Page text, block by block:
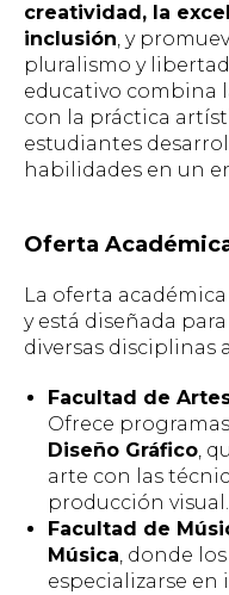
creatividad, la
inclusión, y
pluralismo y
educativo combina
con la práctica
estudiantes
habilidades en un
Oferta
La oferta
y está diseñada
diversas disciplinas
Facultad de
Ofrece
Diseño Gráfico,
arte con las
producción visual.
Facultad de
Música, donde
especializarse